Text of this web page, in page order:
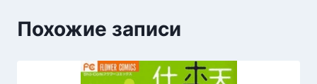
Похожие записи